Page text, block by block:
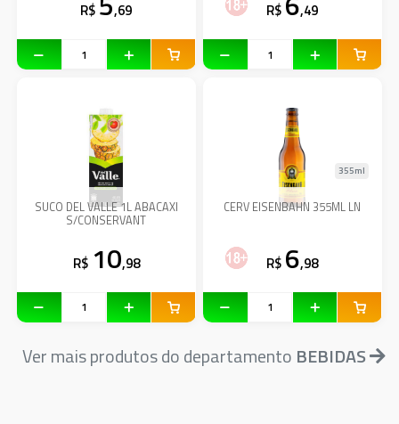
R$ ,69 R$ ,49
SUCO DEL VALLE 1L ABACAXI
S/CONSERVANT
R$ 10,98
CERV EISENBAHN 355ML LN
355ml
R$ 6,98
Ver mais produtos do departamento BEBIDAS